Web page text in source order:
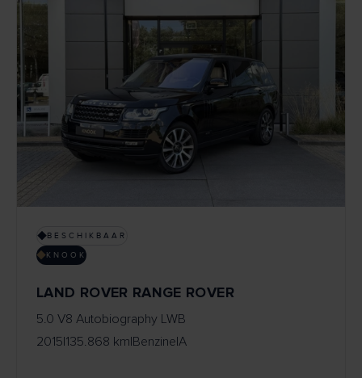
BESCHIKBAAR
KNOOK
LAND ROVER RANGE ROVER
5.0 V8 Autobiography LWB
2015|135.868 km|Benzine|A